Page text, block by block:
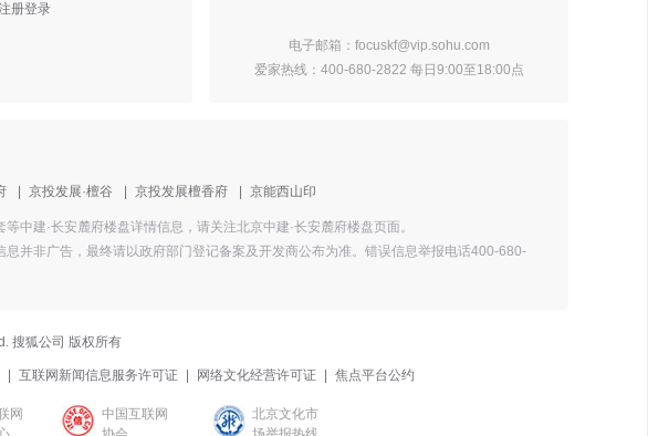
册登录
电子邮箱：focuskf@vip.sohu.com
爱家热线：400-680-2822 每日9:00至18:00点
京投发展·檀谷 京投发展檀香府 京能西山印
建·长安麓府楼盘详情信息，请关注北京中建·长安麓府楼盘页面。
并非广告，最终请以政府部门登记备案及开发商公布为准。错误信息举报电话400-680-
搜狐公司 版权所有
互联网新闻信息服务许可证 网络文化经营许可证 焦点平台公约
网
中国互联网
北京文化市